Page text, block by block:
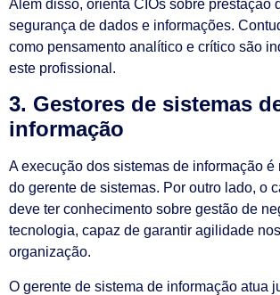
Além disso, orienta CIOs sobre prestação
segurança de dados e informações.
como pensamento analítico e crítico são
este profissional.
3. Gestores de sistemas
informação
A execução dos sistemas de informação
do gerente de sistemas. Por outro lado, o
deve ter conhecimento sobre gestão de
tecnologia, capaz de garantir agilidade
organização.
O gerente de sistema de informação atua